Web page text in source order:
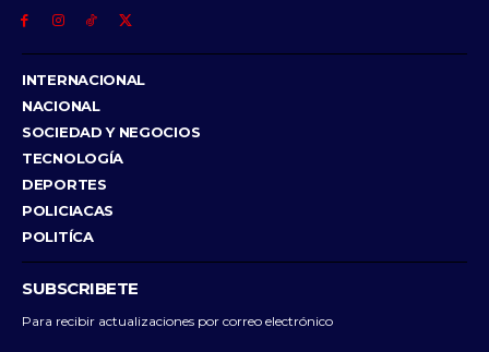
INTERNACIONAL
NACIONAL
SOCIEDAD Y NEGOCIOS
TECNOLOGÍA
DEPORTES
POLICIACAS
POLITÍCA
SUBSCRIBETE
Para recibir actualizaciones por correo electrónico